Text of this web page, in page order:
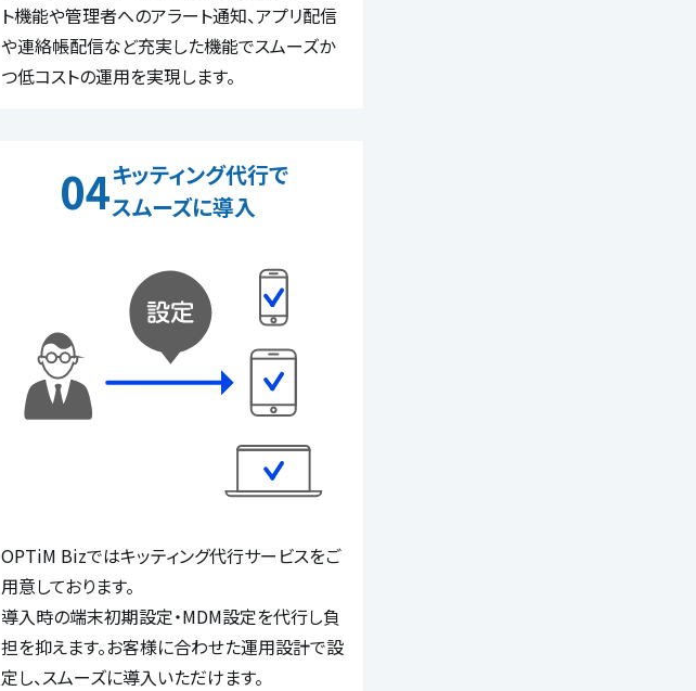
ト機能や管理者へのアラート通知、アプリ配信
や連絡帳配信など充実した機能でスムーズか
つ低コストの運用を実現します。
04キッティング代行で
スムーズに導入
OPTiM Bizではキッティング代行サービスをご
用意しております。
導入時の端末初期設定・MDM設定を代行し負
担を抑えます。お客様に合わせた運用設計で設
定し、スムーズに導入いただけます。